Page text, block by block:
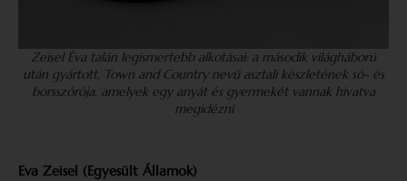
Zeisel Éva talán legismertebb alkotásai: a második világháború
után gyártott, Town and Country nevű asztali készletének só- és
borsszórója, amelyek egy anyát és gyermekét vannak hivatva
megidézni
Eva Zeisel (Egyesült Államok)